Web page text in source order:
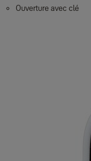
Ouverture avec clé